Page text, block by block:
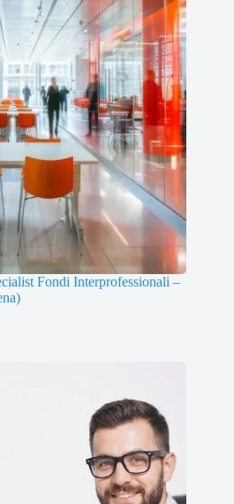
Fondi Interprofessionali –